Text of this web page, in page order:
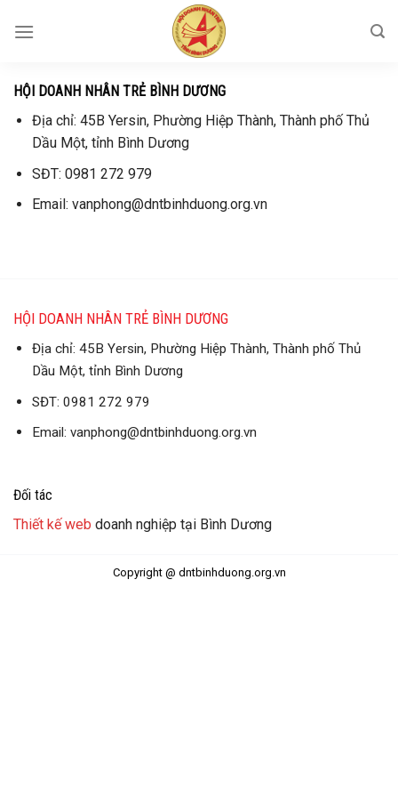
HỘI DOANH NHÂN TRẺ BÌNH DƯƠNG
Địa chỉ: 45B Yersin, Phường Hiệp Thành, Thành phố Thủ
Dầu Một, tỉnh Bình Dương
SĐT: 0981 272 979
Email: vanphong@dntbinhduong.org.vn
HỘI DOANH NHÂN TRẺ BÌNH DƯƠNG
Địa chỉ: 45B Yersin, Phường Hiệp Thành, Thành phố Thủ
Dầu Một, tỉnh Bình Dương
SĐT: 0981 272 979
Email: vanphong@dntbinhduong.org.vn
Đối tác
Thiết kế web doanh nghiệp tại Bình Dương
Copyright @ dntbinhduong.org.vn